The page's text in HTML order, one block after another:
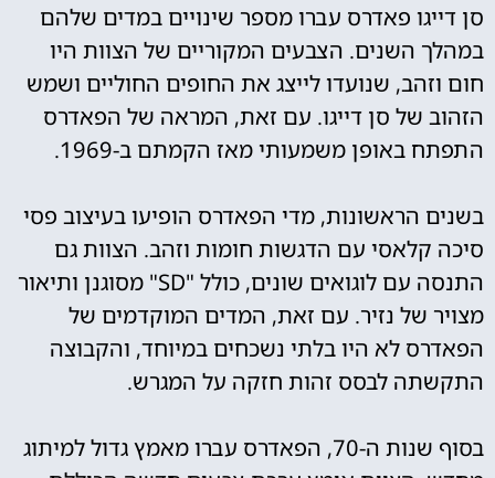
סן דייגו פאדרס עברו מספר שינויים במדים שלהם
במהלך השנים. הצבעים המקוריים של הצוות היו
חום וזהב, שנועדו לייצג את החופים החוליים ושמש
הזהוב של סן דייגו. עם זאת, המראה של הפאדרס
התפתח באופן משמעותי מאז הקמתם ב-1969.
בשנים הראשונות, מדי הפאדרס הופיעו בעיצוב פסי
סיכה קלאסי עם הדגשות חומות וזהב. הצוות גם
התנסה עם לוגואים שונים, כולל "SD" מסוגנן ותיאור
מצויר של נזיר. עם זאת, המדים המוקדמים של
הפאדרס לא היו בלתי נשכחים במיוחד, והקבוצה
התקשתה לבסס זהות חזקה על המגרש.
בסוף שנות ה-70, הפאדרס עברו מאמץ גדול למיתוג